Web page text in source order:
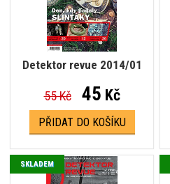
Detektor revue 2014/01
55 Kč 45 Kč
PŘIDAT DO KOŠÍKU
SKLADEM